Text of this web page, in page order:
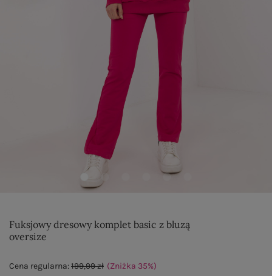
Fuksjowy dresowy komplet basic z bluzą
oversize
Cena regularna:199,99 zł (Zniżka 35%)